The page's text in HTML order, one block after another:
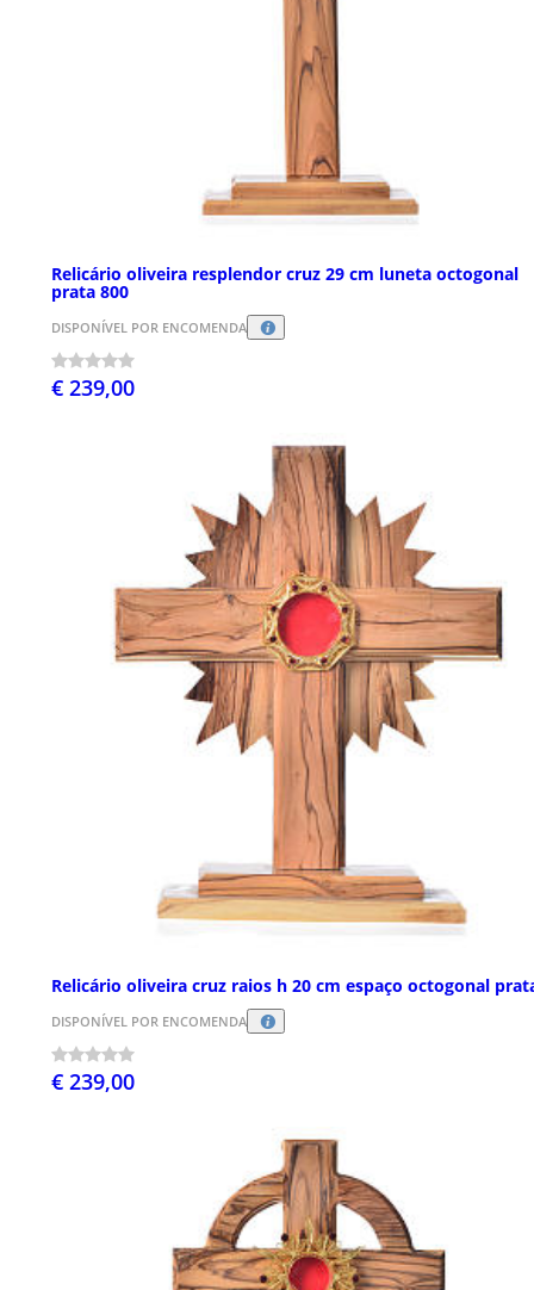
Relicário oliveira resplendor cruz 29 cm luneta octogonal
prata 800
DISPONÍVEL POR ENCOMENDA
€ 239,00
Relicário oliveira cruz raios h 20 cm espaço octogonal
DISPONÍVEL POR ENCOMENDA
€ 239,00